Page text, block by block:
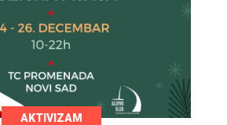
AKTIVIZAM